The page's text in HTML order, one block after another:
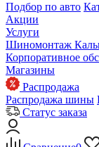
Подбор по авто
Акции
Услуги
Шиномонтаж
Корпоративное
Магазины
Распродажа
Распродажа шины
Статус заказа